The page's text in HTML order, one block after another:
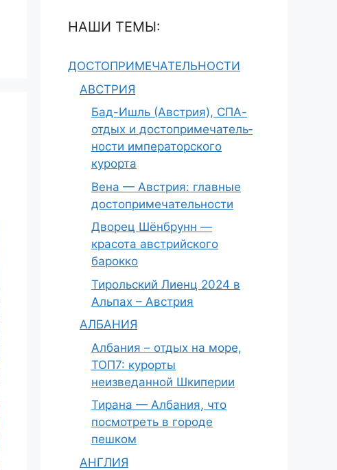
НАШИ ТЕМЫ:
ДОСТОПРИМЕЧАТЕЛЬНОСТИ
АВСТРИЯ
Бад-Ишль (Австрия), СПА-
отдых и досто­приме­ча­тель­
но­сти императорского
курорта
Вена — Австрия: главные
достопримечательности
Дворец Шёнбрунн —
красота австрийского
барокко
Тирольский Лиенц 2024 в
Альпах – Австрия
АЛБАНИЯ
Албания – отдых на море,
ТОП7: курорты
неизведанной Шкиперии
Тирана — Албания, что
посмотреть в городе
пешком
АНГЛИЯ